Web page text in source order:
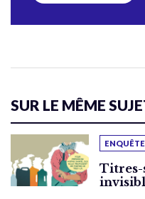
SUR LE MÊME
ENQUÊTE
Titres-